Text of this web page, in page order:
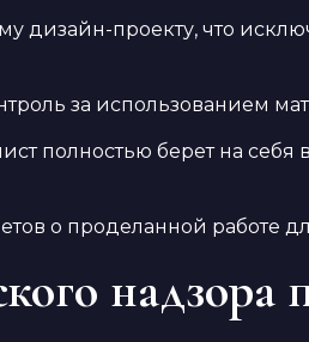
дизайн-проекту, что
за использованием
полностью берет на
о проделанной работе
надзора